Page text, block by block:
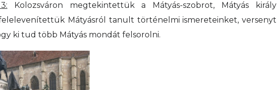
Kolozsváron megtekintettük a Mátyás-szobrot, Mátyás király
Mátyásról tanult történelmi ismereteinket, versenyt
ki tud több Mátyás mondát felsorolni.